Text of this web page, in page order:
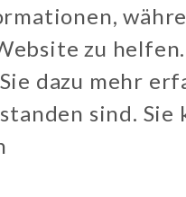
zu
dazu mehr
sind.